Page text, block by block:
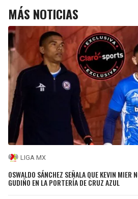
MÁS NOTICIAS
LIGA MX
OSWALDO SÁNCHEZ SEÑALA QUE KEVIN
GUDIÑO EN LA PORTERÍA DE CRUZ AZUL